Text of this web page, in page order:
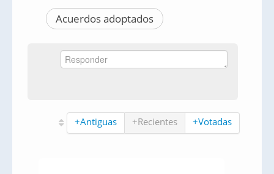
Acuerdos adoptados
+Antiguas +Recientes +Votadas